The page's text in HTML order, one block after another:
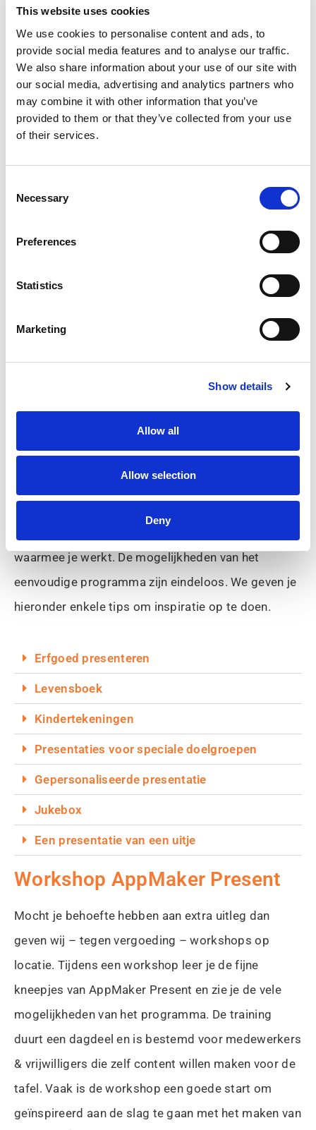
This website uses cookies
We use cookies to personalise content and ads, to
provide social media features and to analyse our traffic.
We also share information about your use of our site with
our social media, advertising and analytics partners who
may combine it with other information that you’ve
provided to them or that they’ve collected from your use
of their services.
Selection
Necessary
Preferences
Statistics
Marketing
Show details
Allow all
Allow selection
Deny
en video vergroten de totale multitouch-ervaring.
“Foto’s van oude volksfeesten kun je op
de touchtafel heel mooi inzoomen. Zo
een groot publiek goed kijken of je nog
Personaliseer je touchtafel met
zelfgemaakte presentaties
Met AppMaker Present maak je foto-presentaties
waarmee je werkt. De mogelijkheden van het
eenvoudige programma zijn eindeloos. We geven je
hieronder enkele tips om inspiratie op te doen.
Erfgoed presenteren
Levensboek
Kindertekeningen
Presentaties voor speciale doelgroepen
Gepersonaliseerde presentatie
Jukebox
Een presentatie van een uitje
Workshop AppMaker Present
Mocht je behoefte hebben aan extra uitleg dan
geven wij – tegen vergoeding – workshops op
locatie. Tijdens een workshop leer je de fijne
kneepjes van AppMaker Present en zie je de vele
mogelijkheden van het programma. De training
duurt een dagdeel en is bestemd voor medewerkers
& vrijwilligers die zelf content willen maken voor de
tafel. Vaak is de workshop een goede start om
geïnspireerd aan de slag te gaan met het maken van